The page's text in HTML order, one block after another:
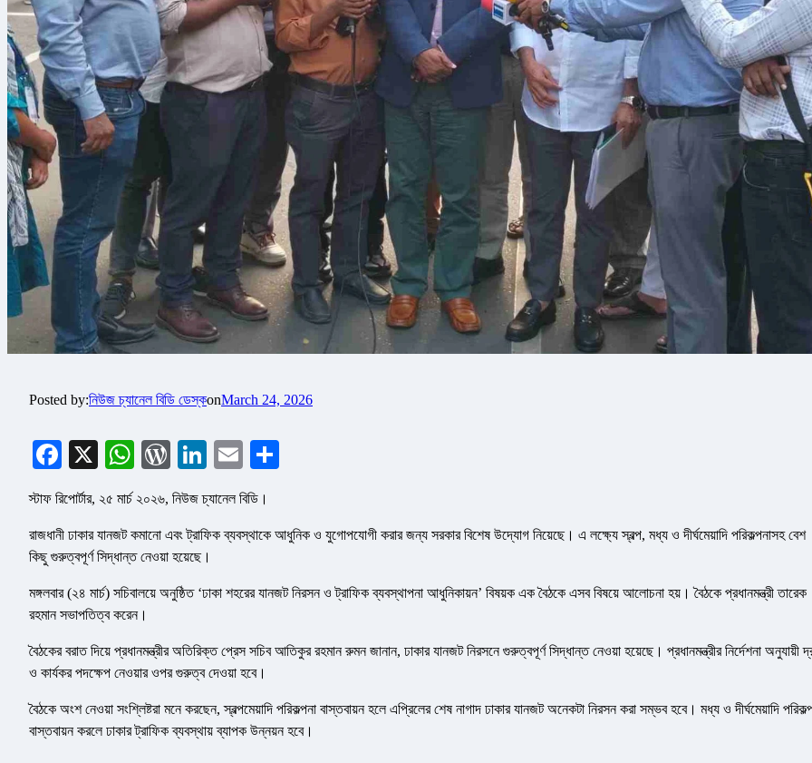
Posted by:নিউজ চ্যানেল বিডি ডেস্কonMarch 24, 2026
Facebook
X WhatsApp
WordPress
LinkedIn
Email
স্টাফ রিপোর্টার, ২৫ মার্চ ২০২৬, নিউজ চ্যানেল বিডি।
রাজধানী ঢাকার যানজট কমানো এবং ট্রাফিক ব্যবস্থাকে আধুনিক ও যুগোপযোগী করার জন্য সরকার বিশেষ উদ্যোগ নিয়েছে। এ লক্ষ্যে স্বল্প, মধ্য ও দীর্ঘমেয়াদি পরিকল্পনাসহ বেশ
কিছু গুরুত্বপূর্ণ সিদ্ধান্ত নেওয়া হয়েছে।
মঙ্গলবার (২৪ মার্চ) সচিবালয়ে অনুষ্ঠিত ‘ঢাকা শহরের যানজট নিরসন ও ট্রাফিক ব্যবস্থাপনা আধুনিকায়ন’ বিষয়ক এক বৈঠকে এসব বিষয়ে আলোচনা হয়। বৈঠকে প্রধানমন্ত্রী তারেক
রহমান সভাপতিত্ব করেন।
বৈঠকের বরাত দিয়ে প্রধানমন্ত্রীর অতিরিক্ত প্রেস সচিব আতিকুর রহমান রুমন জানান, ঢাকার যানজট নিরসনে গুরুত্বপূর্ণ সিদ্ধান্ত নেওয়া হয়েছে। প্রধানমন্ত্রীর নির্দেশনা অনুযায়ী
ও কার্যকর পদক্ষেপ নেওয়ার ওপর গুরুত্ব দেওয়া হবে।
বৈঠকে অংশ নেওয়া সংশ্লিষ্টরা মনে করছেন, স্বল্পমেয়াদি পরিকল্পনা বাস্তবায়ন হলে এপ্রিলের শেষ নাগাদ ঢাকার যানজট অনেকটা নিরসন করা সম্ভব হবে। মধ্য ও দীর্ঘমেয়াদি
বাস্তবায়ন করলে ঢাকার ট্রাফিক ব্যবস্থায় ব্যাপক উন্নয়ন হবে।